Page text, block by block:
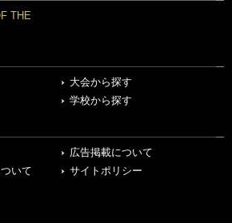
THE
大会から探す
学校から探す
広告掲載について
いて
サイトポリシー